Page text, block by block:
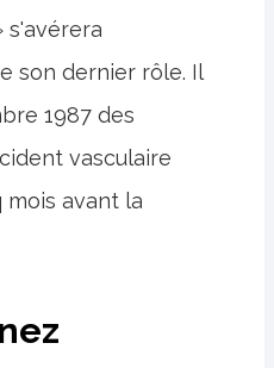
s'avérera
son dernier rôle. Il
1987 des
vasculaire
avant la